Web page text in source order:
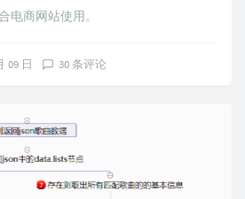
电商网站使用。
09 日 30 条评论